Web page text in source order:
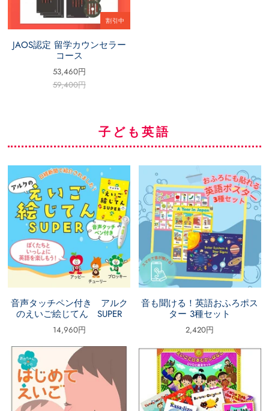
割引中
JAOS認定 留学カウンセラー
コース
53,460円
59,400円
子ども英語
音声タッチペン付き アルク
のえいご絵じてん SUPER
14,960円
音も聞ける！英語おふろポス
ター 3種セット
2,420円